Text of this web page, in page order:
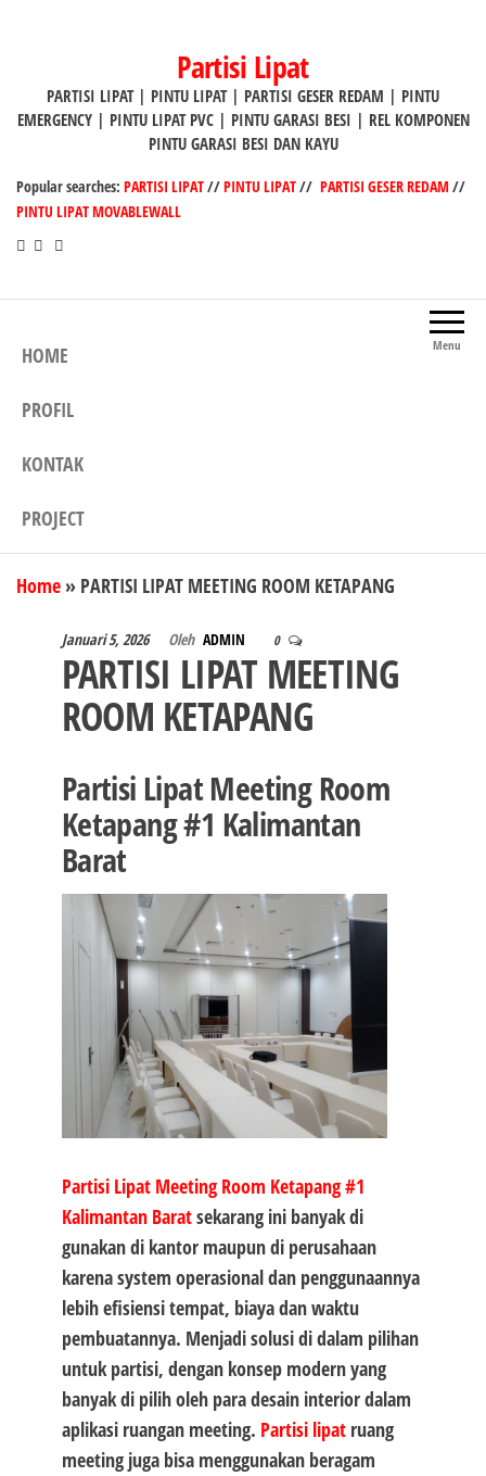
Partisi Lipat
PARTISI LIPAT | PINTU LIPAT | PARTISI GESER REDAM | PINTU
EMERGENCY | PINTU LIPAT PVC | PINTU GARASI BESI | REL KOMPONEN
PINTU GARASI BESI DAN KAYU
Popular searches: PARTISI LIPAT//PINTU LIPAT// PARTISI GESER REDAM//
PINTU LIPAT MOVABLEWALL
Menu
HOME
PROFIL
KONTAK
PROJECT
Home » PARTISI LIPAT MEETING ROOM KETAPANG
Januari 5, 2026 Oleh ADMIN 0
PARTISI LIPAT MEETING
ROOM KETAPANG
Partisi Lipat Meeting Room
Ketapang #1 Kalimantan
Barat
Partisi Lipat Meeting Room Ketapang #1
Kalimantan Baratsekarang ini banyak di
gunakan di kantor maupun di perusahaan
karena system operasional dan penggunaannya
lebih efisiensi tempat, biaya dan waktu
pembuatannya. Menjadi solusi di dalam pilihan
untuk partisi, dengan konsep modern yang
banyak di pilih oleh para desain interior dalam
aplikasi ruangan meeting. Partisi lipatruang
meeting juga bisa menggunakan beragam